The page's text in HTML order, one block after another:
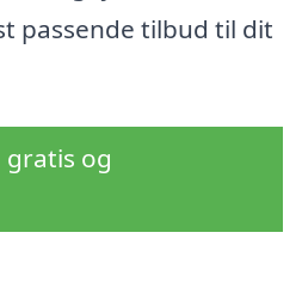
passende tilbud til dit
og